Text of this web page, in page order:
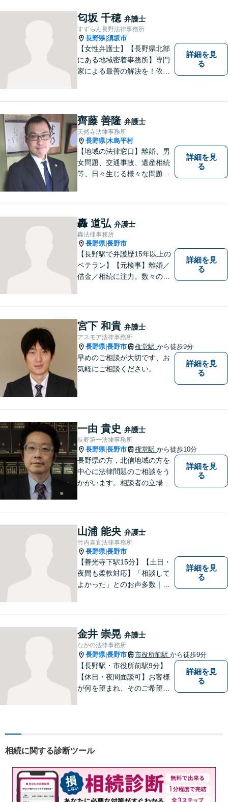
匂坂 千穂 弁護士
すずらん長野法律事務所
長野県|須坂市
【女性弁護士】【長野県北部
にある地域密着事務所】専門
家による最善の解決を！依頼
スをご提供します。
詳細を見
る
齊藤 善隆 弁護士
天然寺法律事務所
長野県|木島平村
【地域の法律窓口】離婚、男
女問題、交通事故、遺産相続
等、日々生じる様々な問題に
す。
詳細を見
る
轟 道弘 弁護士
轟法律事務所
長野県|長野市
【長野駅で弁護歴15年以上の
ベテラン】【元検事】離婚／
借金／相続に注力。数々の実
様の権利を守ります。社会情
勢に合わせ、日々知見をアッ
プデートしながら事件に取り
組みます！【駐車場有】
詳細を見
る
宮下 和貴 弁護士
アスモア法律事務所
長野県|長野市 権堂駅 から徒歩9分
早めのご相談が大切です、お
気軽にご相談ください。
詳細を見
る
一由 貴史 弁護士
長野第一法律事務所
長野県|長野市 権堂駅 から徒歩10分
長野県の方，北信地域の方を
中心に法律問題のご相談をう
かがいます。相談者の立場を
詳細を見
る
山浦 能央 弁護士
竹内喜宜法律事務所
長野県|長野市
【善光寺下駅15分】【土日・
夜間も柔軟対応】「相談して
よかった」とのお声多数｜交
士が親身にサポートします。
どんな小さなお悩みでも、ま
ずはお気軽にご相談くださ
い。【完全個室で相談】
詳細を見
る
金井 崇晃 弁護士
ながの法律事務所
長野県|長野市 市役所前駅 から徒歩9分
【長野駅・市役所前駅9分】
【休日・夜間面談可】お客様
が何を望まれ、そのご希望を
合っています。 できる限り負
解決を目指すことを信条とし
ています。
詳細を見
る
相続に関する診断ツール